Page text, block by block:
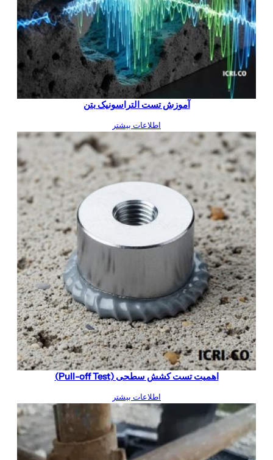
آموزش تست التراسونیک بتن
اطلاعات بیشتر
اهمیت تست کشش سطحی (Pull-off Test)
اطلاعات بیشتر